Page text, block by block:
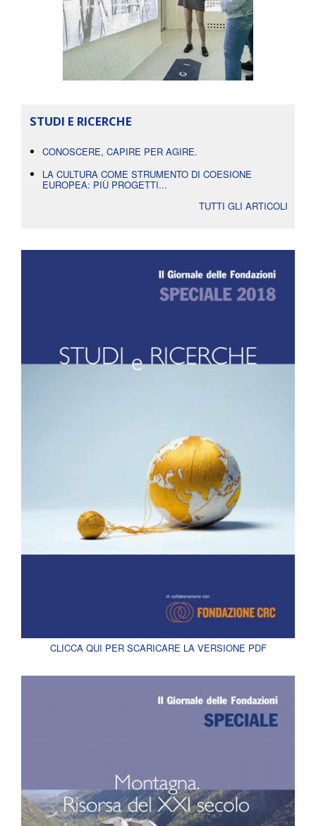
STUDI E RICERCHE
CONOSCERE, CAPIRE PER AGIRE.
LA CULTURA COME STRUMENTO DI COESIONE
EUROPEA: PIÙ PROGETTI...
TUTTI GLI ARTICOLI
CLICCA QUI PER SCARICARE LA VERSIONE PDF